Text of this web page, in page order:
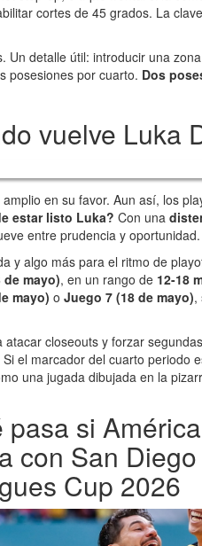
cortes de 45 grados. La
detalle útil: introducir una
posesiones por cuarto. Dos
vuelve Luka
en su favor. Aun así, los
estar listo Luka? Con una
entre prudencia y oportunidad.
y algo más para el ritmo de
mayo), en un rango de 12-18
mayo) o Juego 7 (18 de mayo),
closeouts y forzar
Si el marcador del cuarto periodo
una jugada dibujada en la
pasa si
con San
Cup 2026